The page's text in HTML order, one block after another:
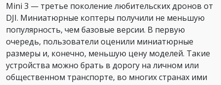
Mini 3 — третье поколение любительских дронов от
DJI. Миниатюрные коптеры получили не меньшую
популярность, чем базовые версии. В первую
очередь, пользователи оценили миниатюрные
размеры и, конечно, меньшую цену моделей. Такие
устройства можно брать в дорогу на личном или
общественном транспорте, во многих странах ими